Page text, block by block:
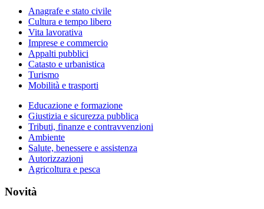
Anagrafe e stato civile
Cultura e tempo libero
Vita lavorativa
Imprese e commercio
Appalti pubblici
Catasto e urbanistica
Turismo
Mobilità e trasporti
Educazione e formazione
Giustizia e sicurezza pubblica
Tributi, finanze e contravvenzioni
Ambiente
Salute, benessere e assistenza
Autorizzazioni
Agricoltura e pesca
Novità